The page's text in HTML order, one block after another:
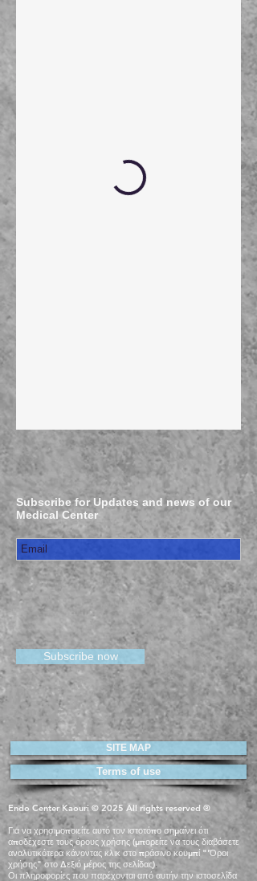
Subscribe for Updates and news of our
Medical Center
Subscribe now
SITE MAP
Terms of use
Endo Center Kaouri © 2025 All rights reserved ®
Για να χρησιμοποιείτε αυτό τον ιστοτόπο σημαίνει ότι
αποδέχεστε τους όρους χρήσης (μπορείτε να τους διαβάσετε
αναλυτικότερα κάνοντας κλικ στο πράσινο κουμπί "'Όροι
χρήσης" στο Δεξιό μέρος της σελίδας).
Οι πληροφορίες που παρέχονται από αυτήν την ιστοσελίδα